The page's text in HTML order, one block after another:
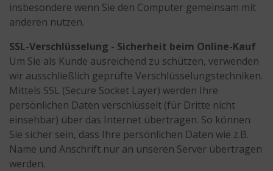
insbesondere wenn Sie den Computer gemeinsam mit
anderen nutzen.
SSL-Verschlüsselung - Sicherheit beim Online-Kauf
Um Sie als Kunde ausreichend zu schützen, verwenden
wir ausschließlich geprüfte Verschlüsselungstechniken.
Mittels SSL (Secure Socket Layer) werden Ihre
persönlichen Daten verschlüsselt (für Dritte nicht
einsehbar) über das Internet übertragen. So können
Sie sicher sein, dass Ihre persönlichen Daten wie z.B.
Name und Anschrift nur an unseren Server übertragen
werden.